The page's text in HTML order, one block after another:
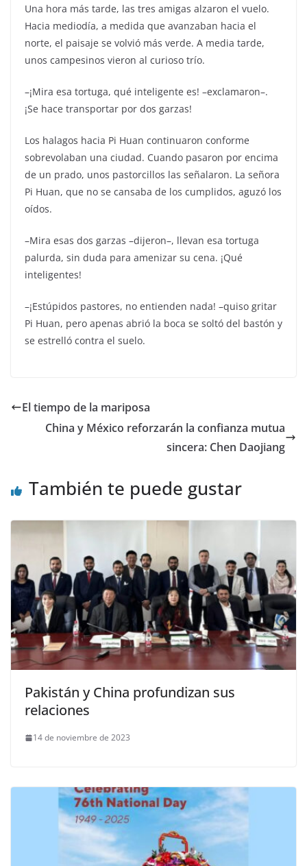
Una hora más tarde, las tres amigas alzaron el vuelo.
Hacia mediodía, a medida que avanzaban hacia el
norte, el paisaje se volvió más verde. A media tarde,
unos campesinos vieron al curioso trío.
–¡Mira esa tortuga, qué inteligente es! –exclamaron–.
¡Se hace transportar por dos garzas!
Los halagos hacia Pi Huan continuaron conforme
sobrevolaban una ciudad. Cuando pasaron por encima
de un prado, unos pastorcillos las señalaron. La señora
Pi Huan, que no se cansaba de los cumplidos, aguzó los
oídos.
–Mira esas dos garzas –dijeron–, llevan esa tortuga
palurda, sin duda para amenizar su cena. ¡Qué
inteligentes!
–¡Estúpidos pastores, no entienden nada! –quiso gritar
Pi Huan, pero apenas abrió la boca se soltó del bastón y
se estrelló contra el suelo.
El tiempo de la mariposa
China y México reforzarán la confianza mutua
sincera: Chen Daojiang
También te puede gustar
Pakistán y China profundizan sus
relaciones
14 de noviembre de 2023